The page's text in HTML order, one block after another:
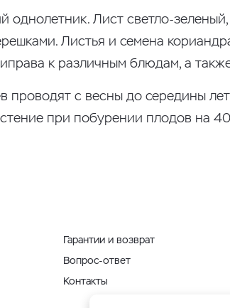
однолетник. Лист светло-
Листья и семена
к различным блюдам, а
с весны до середины
при побурении плодов на
Гарантии и возврат
Вопрос-ответ
Контакты